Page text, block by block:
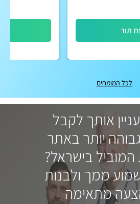
תור
לכל המומחים
אותך לקבל
יותר באתר
המוביל בישראל?
ממך ולבנות
מתאימה